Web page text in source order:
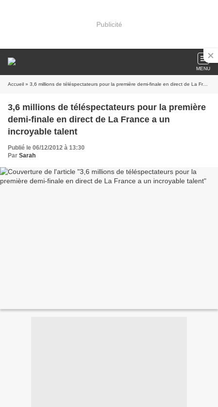
Publicité
MENU
Accueil » 3,6 millions de téléspectateurs pour la première demi-finale en direct de La France a un incroyable talent
3,6 millions de téléspectateurs pour la première
demi-finale en direct de La France a un
incroyable talent
Publié le 06/12/2012 à 13:30
Par Sarah